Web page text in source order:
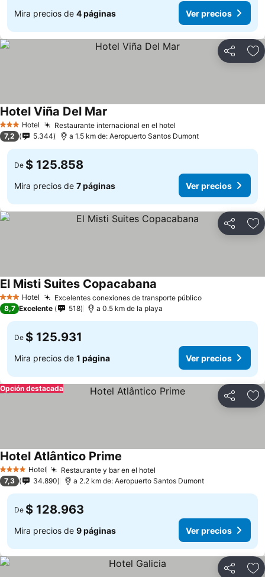
Mira precios de 4 páginas Ver precios
Compartir
3 Estrellas
Hotel Restaurante internacional en el hotel
Hotel Viña Del Mar
7,2 5.344 a 1.5 km de: Aeropuerto Santos Dumont
De $ 125.858
Mira precios de 7 páginas Ver precios
Compartir
3 Estrellas
Hotel Excelentes conexiones de transporte público
El Misti Suites Copacabana
8,7 Excelente 518 a 0.5 km de la playa
De $ 125.931
Mira precios de 1 página Ver precios
Compartir
Opción destacada
4 EstrellasHotel Restaurante y bar en el hotel
Hotel Atlântico Prime
7,3 34.890 a 2.2 km de: Aeropuerto Santos Dumont
De $ 128.963
Mira precios de 9 páginas Ver precios
Compartir